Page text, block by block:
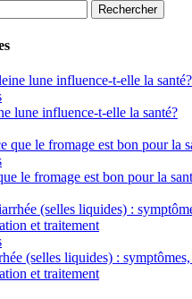
lune influence-t-elle la santé?
le fromage est bon pour la
(selles liquides) : symptômes,
et traitement